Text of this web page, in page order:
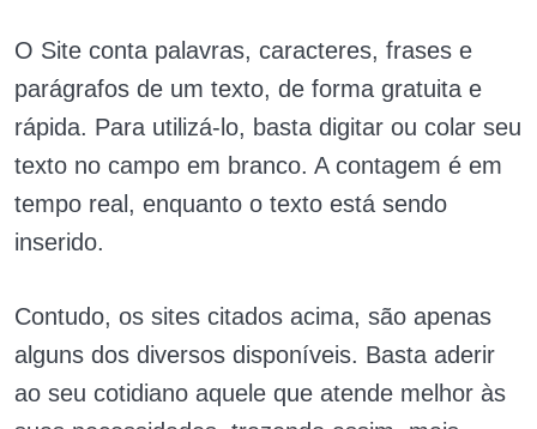
O Site conta palavras, caracteres, frases e
parágrafos de um texto, de forma gratuita e
rápida. Para utilizá-lo, basta digitar ou colar seu
texto no campo em branco. A contagem é em
tempo real, enquanto o texto está sendo
inserido.
Contudo, os sites citados acima, são apenas
alguns dos diversos disponíveis. Basta aderir
ao seu cotidiano aquele que atende melhor às